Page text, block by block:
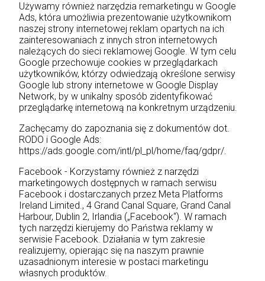
Używamy również narzędzia remarketingu w Google
Ads, która umożliwia prezentowanie użytkownikom
naszej strony internetowej reklam opartych na ich
zainteresowaniach z innych stron internetowych
należących do sieci reklamowej Google. W tym celu
Google przechowuje cookies w przeglądarkach
użytkowników, którzy odwiedzają określone serwisy
Google lub strony internetowe w Google Display
Network, by w unikalny sposób zidentyfikować
przeglądarkę internetową na konkretnym urządzeniu.
Zachęcamy do zapoznania się z dokumentów dot.
RODO i Google Ads:
https://ads.google.com/intl/pl_pl/home/faq/gdpr/.
Facebook - Korzystamy również z narzędzi
marketingowych dostępnych w ramach serwisu
Facebook i dostarczanych przez Meta Platforms
Ireland Limited., 4 Grand Canal Square, Grand Canal
Harbour, Dublin 2, Irlandia („Facebook“). W ramach
tych narzędzi kierujemy do Państwa reklamy w
serwisie Facebook. Działania w tym zakresie
realizujemy, opierając się na naszym prawnie
uzasadnionym interesie w postaci marketingu
własnych produktów.